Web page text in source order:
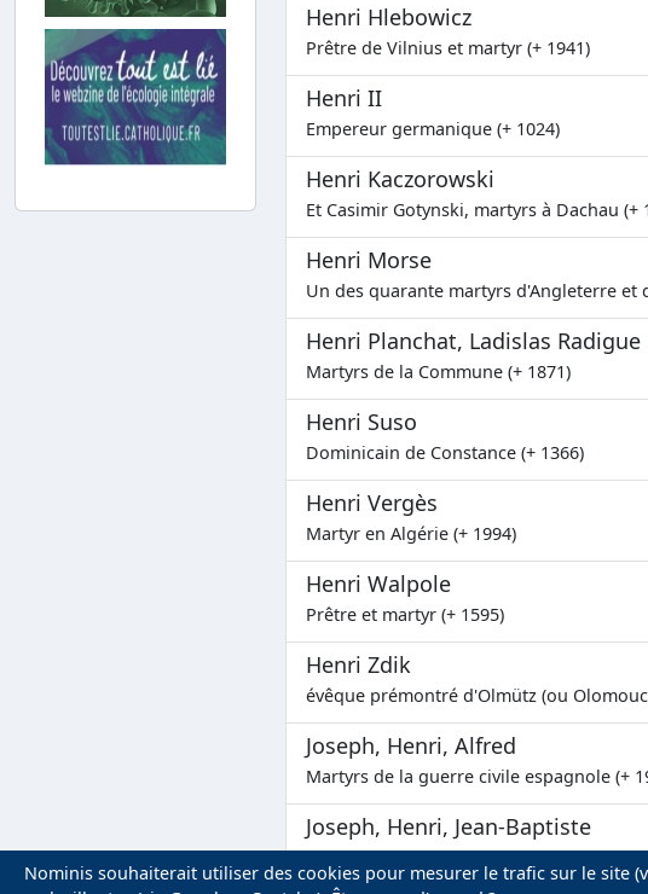
Henri Hlebowicz
Prêtre de Vilnius et martyr (+ 1941)
Henri II
Empereur germanique (+ 1024)
Henri Kaczorowski
Et Casimir Gotynski, martyrs à Dachau (+
Henri Morse
Un des quarante martyrs d'Angleterre et
Henri Planchat, Ladislas
Martyrs de la Commune (+ 1871)
Henri Suso
Dominicain de Constance (+ 1366)
Henri Vergès
Martyr en Algérie (+ 1994)
Henri Walpole
Prêtre et martyr (+ 1595)
Henri Zdik
évêque prémontré d'Olmütz (ou
Joseph, Henri, Alfred
Martyrs de la guerre civile espagnole (+
Joseph, Henri, Jean-Baptiste
Martyrs de la guerre civile espagnole (+
Nominis souhaiterait utiliser des cookies pour mesurer le trafic sur le site